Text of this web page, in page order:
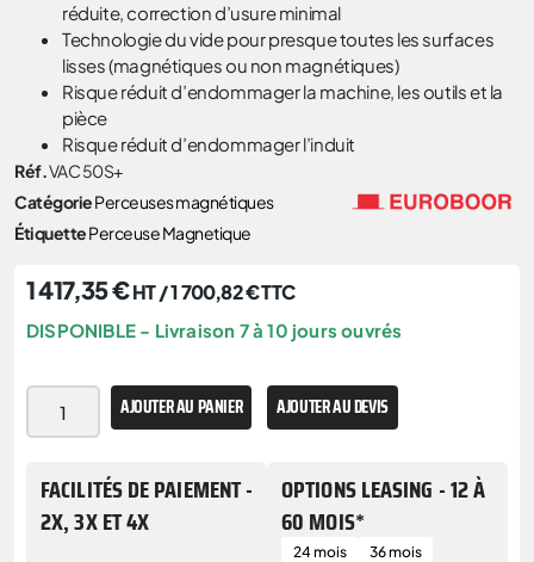
réduite, correction d’usure minimal
Technologie du vide pour presque toutes les surfaces
lisses (magnétiques ou non magnétiques)
Risque réduit d’endommager la machine, les outils et la
pièce
Risque réduit d’endommager l’induit
Réf.VAC 50S+
CatégoriePerceuses magnétiques
ÉtiquettePerceuse Magnetique
1 417,35€HT /1 700,82€TTC
DISPONIBLE - Livraison 7 à 10 jours ouvrés
AJOUTER AU PANIER AJOUTER AU DEVIS
FACILITÉS DE PAIEMENT -
2X, 3X ET 4X
OPTIONS LEASING - 12 À
60 MOIS*
24 mois
36 mois